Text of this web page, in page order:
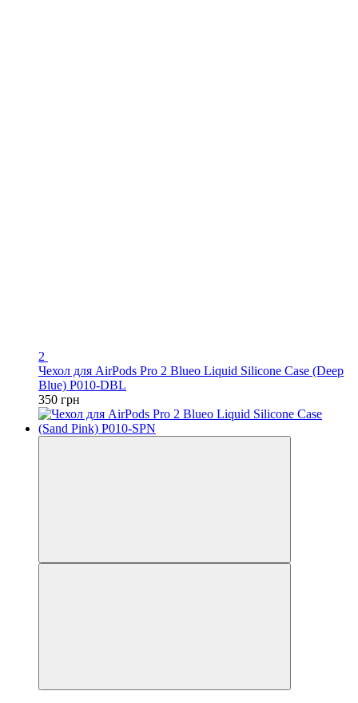
2
Чехол для AirPods Pro 2 Blueo Liquid Silicone Case (Deep
Blue) P010-DBL
350 грн